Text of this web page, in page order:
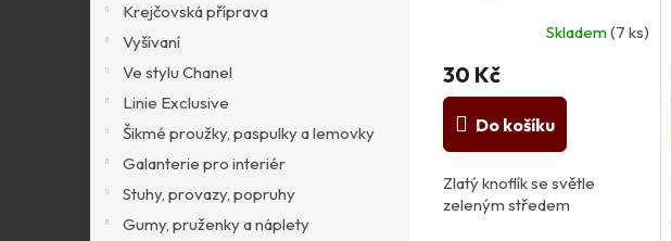
Krejčovská příprava
Vyšívaní
Ve stylu Chanel
Linie Exclusive
Šikmé proužky, paspulky a lemovky
Galanterie pro interiér
Stuhy, provazy, popruhy
Gumy, pruženky a náplety
Skladem(7 ks)
30 Kč
Do košíku
Zlatý knoflík se světle
zeleným středem